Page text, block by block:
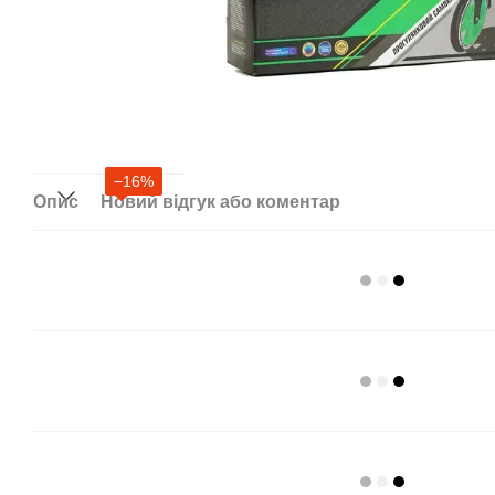
−16%
Опис Новий відгук або коментар